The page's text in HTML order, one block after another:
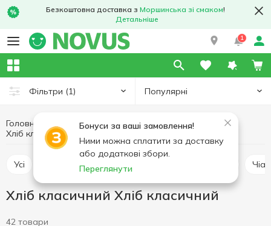
Безкоштовна доставка з Моршинська зі смаком!
Детальніше
1
Фільтри (1) Популярні
Бонуси за ваші замовлення!
Ними можна сплатити за доставку
або додаткові збори.
Переглянути
Головна Пекарня
Хлібобулочні вироби
Хліб класичний
Усі Хліб класичний
Хліб класичний Хліб класичний
42 товари